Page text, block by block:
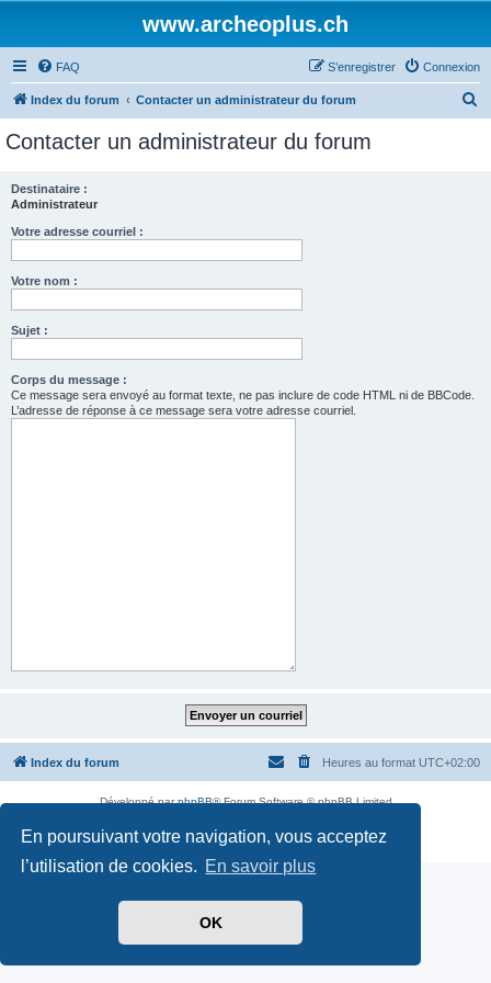
En poursuivant votre navigation, vous acceptez
l’utilisation de cookies. En savoir plus
OK
www.archeoplus.ch
FAQ Connexion
S’enregistrer
Index du forum Contacter un administrateur du forum
Contacter un administrateur du forum
Destinataire :
Administrateur
Votre adresse courriel :
Votre nom :
Sujet :
Corps du message :
Ce message sera envoyé au format texte, ne pas inclure de code HTML ni de BBCode.
L’adresse de réponse à ce message sera votre adresse courriel.
Index du forum Heures au format UTC+02:00
Développé parphpBB® Forum Software © phpBB Limited
Confidentialité| Conditions